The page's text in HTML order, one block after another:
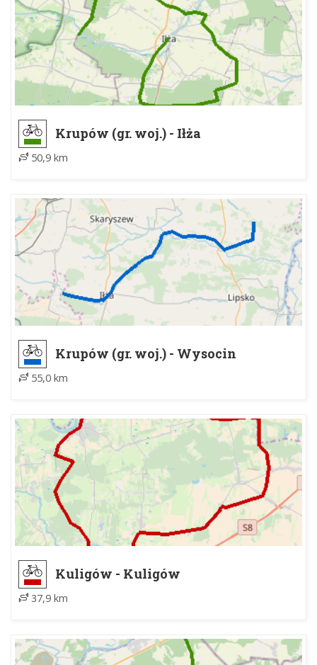
Krupów (gr. woj.) - Iłża
50,9 km
Krupów (gr. woj.) - Wysocin
55,0 km
Kuligów - Kuligów
37,9 km